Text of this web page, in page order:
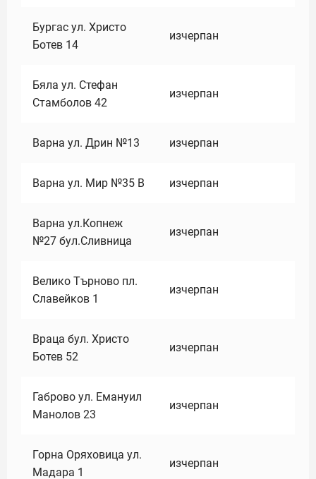
Бургас ул. Христо
Ботев 14
изчерпан
Бяла ул. Стефан
Стамболов 42
изчерпан
Варна ул. Дрин №13 изчерпан
Варна ул. Мир №35 В изчерпан
Варна ул.Копнеж
№27 бул.Сливница
изчерпан
Велико Търново пл.
Славейков 1
изчерпан
Враца бул. Христо
Ботев 52
изчерпан
Габрово ул. Емануил
Манолов 23
изчерпан
Горна Оряховица ул.
Мадара 1
изчерпан